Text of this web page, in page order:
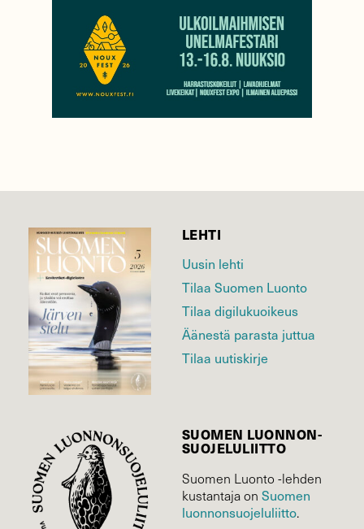
LEHTI
Uusin lehti
Tilaa Suomen Luonto
Tilaa digilukuoikeus
Äänestä parasta juttua
Tilaa uutiskirje
SUOMEN LUONNON­
SUOJELU­LIITTO
Suomen Luonto -lehden
kustantaja on Suomen
luonnonsuojelu­liitto.